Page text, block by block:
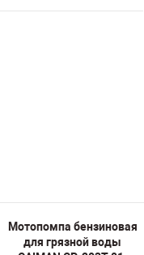
Мотопомпа бензиновая
для грязной воды